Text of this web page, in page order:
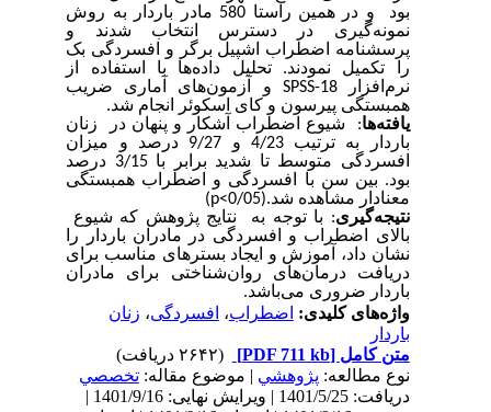
بود و در همین راستا 580 مادر باردار به روش
نمونه‌گیری در دسترس انتخاب شدند و
پرسشنامه اضطراب اشپیل برگر و افسردگی بک
را تکمیل نمودند. تحلیل داده‌ها با استفاده از
نرم‌افزار SPSS-18و آزمون‌های آماری ضریب
همبستگی پیرسون و کای اسکوئر انجام شد.
یافته‌ها: شیوع اضطراب آشکار و پنهان در زنان
باردار به ترتیب 4/23 و 9/27 درصد و میزان
افسردگی متوسط تا شدید برابر با 3/15 درصد
بود. بین سن با افسردگی و اضطراب همبستگی
معنادار مشاهده شد(p<0/05).
نتیجه‌گیری: با توجه به نتایج پژوهش که شیوع
بالای اضطراب و افسردگی در مادران باردار را
نشان داد، آموزش و ایجاد بسترهای مناسب برای
دریافت درمان‌های روان‌شناختی برای مادران
باردار ضروری می‌باشد.
واژه‌های کلیدی:اضطراب،افسردگی،زنان
باردار
متن کامل[PDF 711 kb]
نوع مطالعه:پژوهشي| موضوع مقاله:تخصصي
دریافت: 1401/5/25 | ویرایش نهایی: 1401/9/16 |